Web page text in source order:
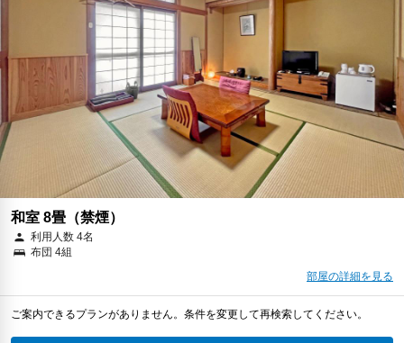
和室 8畳（禁煙）
利用人数 4名
布団 4組
部屋の詳細を見る
ご案内できるプランがありません。条件を変更して再検索してください。